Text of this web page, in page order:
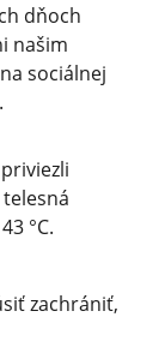
dňoch
našim
sociálnej
.
°C.
zachrániť,